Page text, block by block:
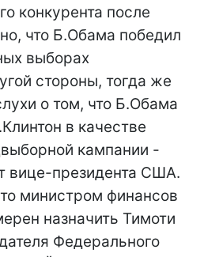
конкурента после
что Б.Обама победил
выборах
стороны, тогда же
о том, что Б.Обама
в качестве
кампании -
вице-президента США.
министром финансов
назначить Тимоти
Федерального